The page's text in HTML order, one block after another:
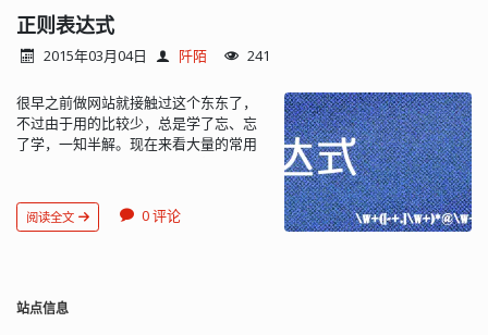
正则表达式
2015年03月04日 阡陌 241
很早之前做网站就接触过这个东东了，
不过由于用的比较少，总是学了忘、忘
了学，一知半解。现在来看大量的常用
阅读全文 0 评论
站点信息